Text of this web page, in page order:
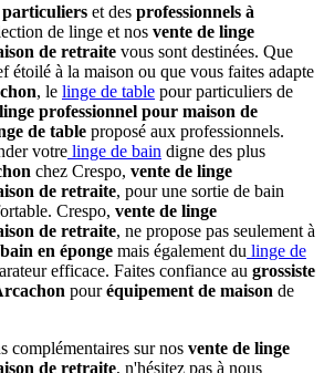
particuliers et des professionnels à
de linge et nos vente de linge
de retraite vous sont destinées. Que
étoilé à la maison ou que vous faites adapte
, le linge de table pour particuliers de
professionnel pour maison de
de table proposé aux professionnels.
votre linge de bain digne des plus
chez Crespo, vente de linge
de retraite, pour une sortie de bain
Crespo, vente de linge
de retraite, ne propose pas seulement à
en éponge mais également du linge de
efficace. Faites confiance au grossiste
pouréquipement de maison de
complémentaires sur nos vente de linge
de retraite, n'hésitez pas à nous